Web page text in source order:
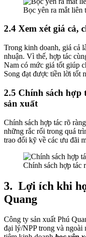
Bọc yên ra mắt liên
2.4 Xem xét giá cả,
Trong kinh doanh, giá cả
nhuận. Vì thế, hợp tác
Nam có mức giá tốt giúp
Song đạt được tiền lời tốt
2.5 Chính sách
sản xuất
Chính sách hợp tác rõ
những rắc rối trong quá
trao đổi kỹ về các ưu đãi
Chính sách hợp tác
3. Lợi ích khi
Quang
Công ty sản xuất Phú
đại lý/NPP trong và